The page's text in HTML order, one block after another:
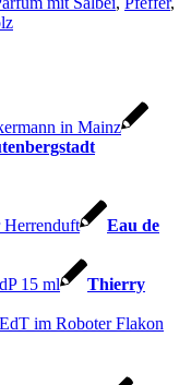
Eau de
Thierry